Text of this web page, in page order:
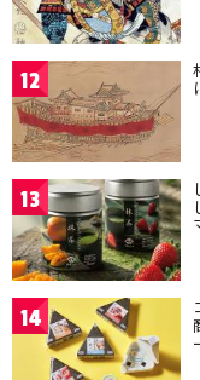
12
13
14